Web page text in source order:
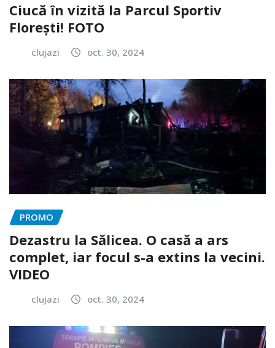
Ciucă în vizită la Parcul Sportiv
Florești! FOTO
clujazi oct. 30, 2024
PROMO
Dezastru la Sălicea. O casă a ars
complet, iar focul s-a extins la vecini.
VIDEO
clujazi oct. 30, 2024